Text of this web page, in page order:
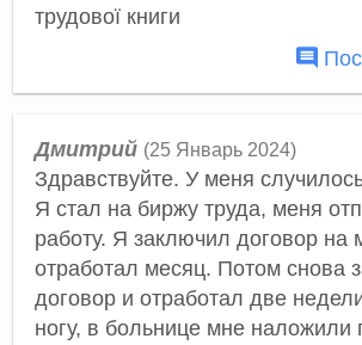
трудової книги
Дмитрий (25 Январь 2024)
Здравствуйте. У меня
Я стал на биржу труда, меня
работу. Я заключил договор на
отработал месяц. Потом снова
договор и отработал две
ногу, в больнице мне наложили